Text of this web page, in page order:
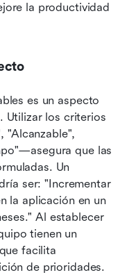
la productividad
es un aspecto
Utilizar los criterios
"Alcanzable",
que las
Un
ser: "Incrementar
la aplicación en un
Al establecer
tienen un
facilita
de prioridades.